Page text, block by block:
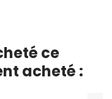
ce
acheté :